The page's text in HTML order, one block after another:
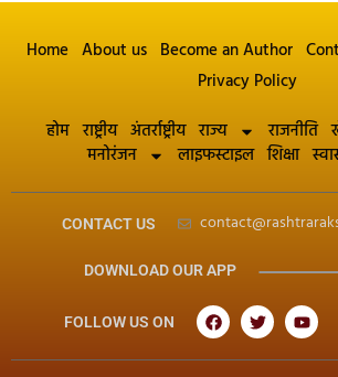
Home About us Become an Author
Privacy Policy
होम राष्ट्रीय अंतर्राष्ट्रीय राज्य राजनीति
मनोरंजन
लाइफस्टाइल शिक्षा
CONTACT US
DOWNLOAD OUR APP
FOLLOW US ON